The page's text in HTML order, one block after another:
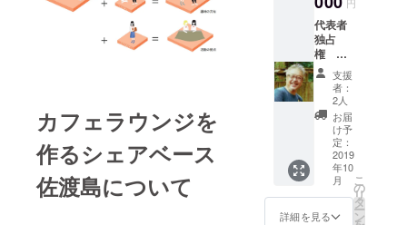
カフェラウンジを
作るシェアベース
佐渡島について
ます。
宿泊は
個別で
お願い
致しま
す。た
だし部
屋が空
いてい
ればカ
フェを
作る場
所（私
の家＝
2019年
11月1日
から
2020年
10月31
日まで
の1年間
といた
しま
す。ご
利用に
は別途
説明と
ご契約
が必要
りま
す。利
用人数
に制限
はあり
ませ
ん。
2020年
11月ま
でに実
施でき
る権利
といた
しま
す。宿
代表者
独占
権 大
久保を
24時間
連れま
わせま
す。何
でも話
しま
す。 犯
罪や公
序良俗
に反す
支援
者：
2人
お届
け予
定：
2019
年10
月
詳細を見る
こ
の
リ
タ
ー
ン